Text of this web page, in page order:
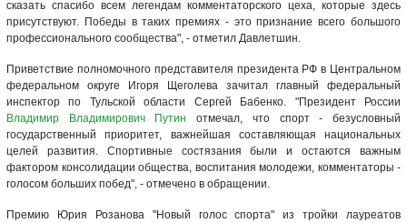
сказать спасибо всем легендам комментаторского цеха, которые здесь
присутствуют. Победы в таких премиях - это признание всего большого
профессионального сообщества", - отметил Давлетшин.
Приветствие полномочного представителя президента РФ в Центральном
федеральном округе Игоря Щеголева зачитал главный федеральный
инспектор по Тульской области Сергей Бабенко. "Президент России
Владимир Владимирович Путин
отмечал, что спорт - безусловный
государственный приоритет, важнейшая составляющая национальных
целей развития. Спортивные состязания были и остаются важным
фактором консолидации общества, воспитания молодежи, комментаторы -
голосом больших побед", - отмечено в обращении.
Премию Юрия Розанова "Новый голос спорта" из тройки лауреатов